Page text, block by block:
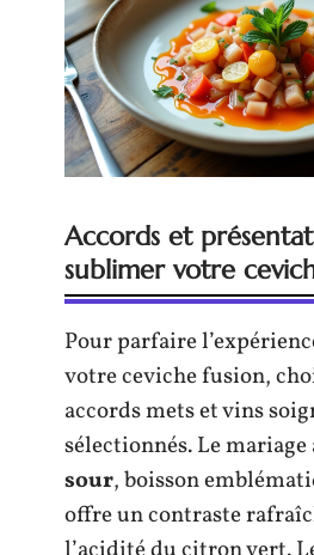
Accords et
sublimer votre
Pour parfaire
votre ceviche fusion,
accords mets et vins
sélectionnés. Le mariage
sour, boisson
offre un contraste